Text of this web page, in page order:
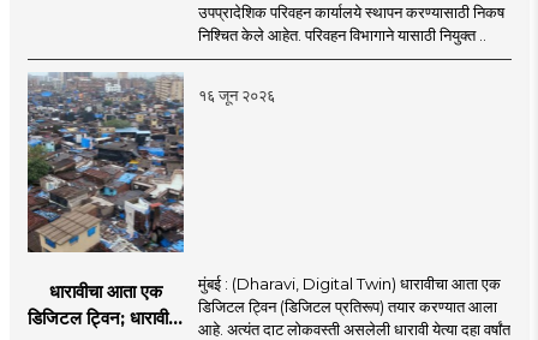
उपप्रादेशिक परिवहन कार्यालये स्थापन करण्यासाठी निकष
निश्चित केले आहेत. परिवहन विभागाने यासाठी नियुक्त ..
१६ जून २०२६
धारावीचा आता एक
डिजिटल ट्विन; धारावीची
मुंबई : (Dharavi, Digital Twin) धारावीचा आता एक
डिजिटल ट्विन (डिजिटल प्रतिरूप) तयार करण्यात आला
आहे. अत्यंत दाट लोकवस्ती असलेली धारावी येत्या दहा वर्षांत